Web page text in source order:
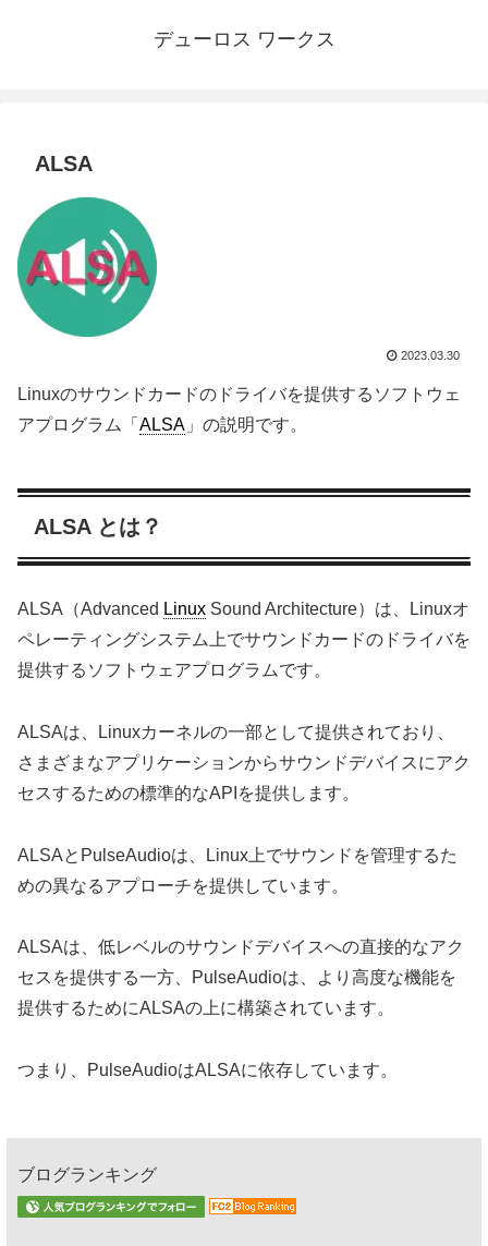
デューロス ワークス
ALSA
2023.03.30
Linuxのサウンドカードのドライバを提供するソフトウェ
アプログラム「 ALSA 」の説明です。
ALSA とは？
ALSA（Advanced Linux Sound Architecture）は、Linuxオ
ペレーティングシステム上でサウンドカードのドライバを
提供するソフトウェアプログラムです。
ALSAは、Linuxカーネルの一部として提供されており、
さまざまなアプリケーションからサウンドデバイスにアク
セスするための標準的なAPIを提供します。
ALSAとPulseAudioは、Linux上でサウンドを管理するた
めの異なるアプローチを提供しています。
ALSAは、低レベルのサウンドデバイスへの直接的なアク
セスを提供する一方、PulseAudioは、より高度な機能を
提供するためにALSAの上に構築されています。
つまり、PulseAudioはALSAに依存しています。
ブログランキング